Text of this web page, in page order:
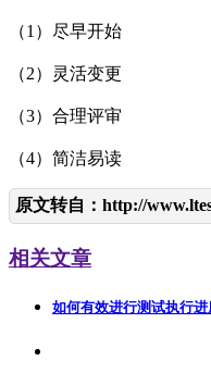
（1）尽早开始
（2）灵活变更
（3）合理评审
（4）简洁易读
原文转自： http://
相关文章
如何有效进行测试执行